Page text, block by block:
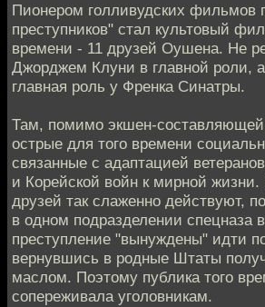
Пионером голливудских фильмов
преступников" стал культовый
времени - 11 друзей Оушена. Не
Джорджем Клуни в главной роли,
главная роль у Френка Синатры.
Там, помимо экшен-
острые для того времени
связанные с адаптацией
и Корейской войн к мирной
друзей так слаженно действуют,
в одном подразделении спецназа
преступление "вынуждены" идти
вернувшись в родные Штаты
маслом. Поэтому публика того
сопереживала уголовникам.